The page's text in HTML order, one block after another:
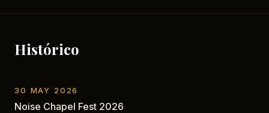
Histórico
30 MAY 2026
Noise Chapel Fest 2026